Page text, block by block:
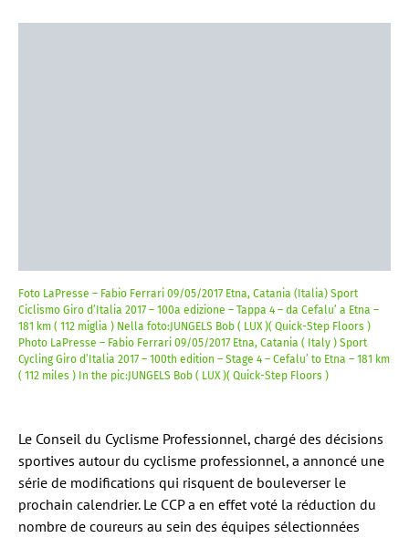
Foto LaPresse – Fabio Ferrari 09/05/2017 Etna, Catania (Italia) Sport
Ciclismo Giro d’Italia 2017 – 100a edizione – Tappa 4 – da Cefalu’ a Etna –
181 km ( 112 miglia ) Nella foto:JUNGELS Bob ( LUX )( Quick-Step Floors )
Photo LaPresse – Fabio Ferrari 09/05/2017 Etna, Catania ( Italy ) Sport
Cycling Giro d’Italia 2017 – 100th edition – Stage 4 – Cefalu’ to Etna – 181 km
( 112 miles ) In the pic:JUNGELS Bob ( LUX )( Quick-Step Floors )
Le Conseil du Cyclisme Professionnel, chargé des décisions
sportives autour du cyclisme professionnel, a annoncé une
série de modifications qui risquent de bouleverser le
prochain calendrier. Le CCP a en effet voté la réduction du
nombre de coureurs au sein des équipes sélectionnées